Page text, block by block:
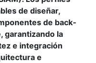
de diseñar,
de back-
garantizando la
e integración
e